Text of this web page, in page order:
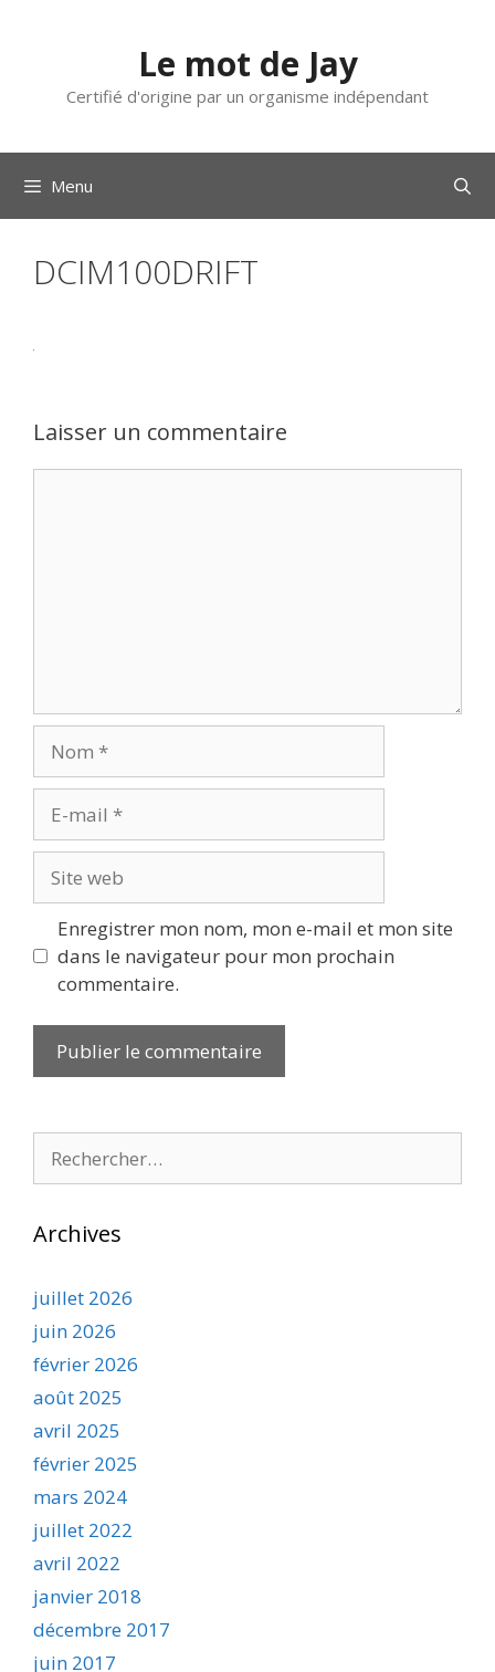
Le mot de Jay
Certifié d'origine par un organisme indépendant
Menu
DCIM100DRIFT
Laisser un commentaire
mail
web
Enregistrer mon nom, mon e-mail et mon site
dans le navigateur pour mon prochain
commentaire.
Archives
juillet 2026
juin 2026
février 2026
août 2025
avril 2025
février 2025
mars 2024
juillet 2022
avril 2022
janvier 2018
décembre 2017
juin 2017